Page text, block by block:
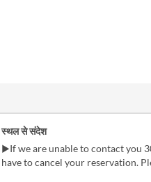
स्थल से संदेश
▶︎If we are unable to contact you
have to cancel your reservation.